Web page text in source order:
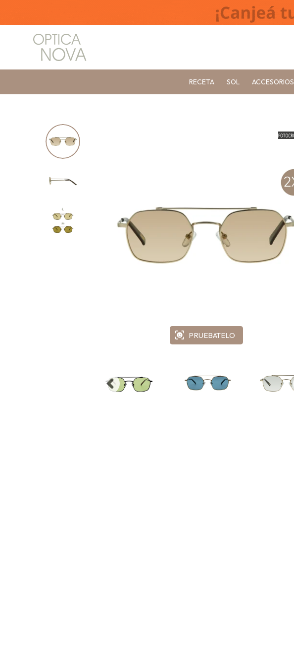
RECETA SOL ACCESORIOS
PRUEBATELO